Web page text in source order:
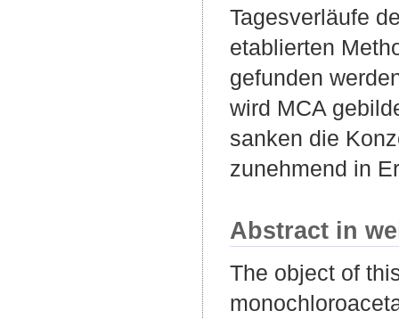
Tagesverläufe
etablierten
gefunden
wird MCA
sanken die
zunehmend in
Abstract in
The object of